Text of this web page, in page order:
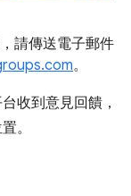
請傳送電子郵件
。
收到意見回饋，
。